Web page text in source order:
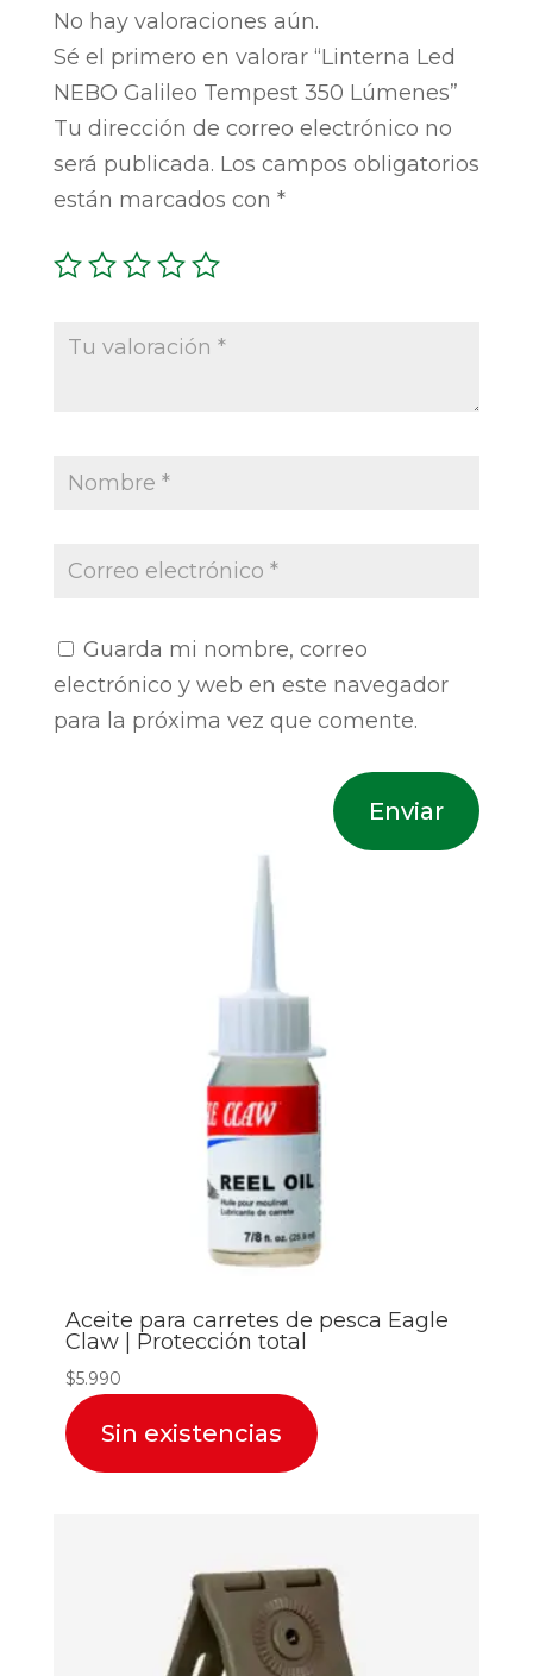
No hay valoraciones aún.
Sé el primero en valorar “Linterna Led
NEBO Galileo Tempest 350 Lúmenes”
Tu dirección de correo electrónico no
será publicada. Los campos obligatorios
están marcados con *
Guarda mi nombre, correo
electrónico y web en este navegador
para la próxima vez que comente.
Aceite para carretes de pesca Eagle
Claw | Protección total
$5.990
Sin existencias